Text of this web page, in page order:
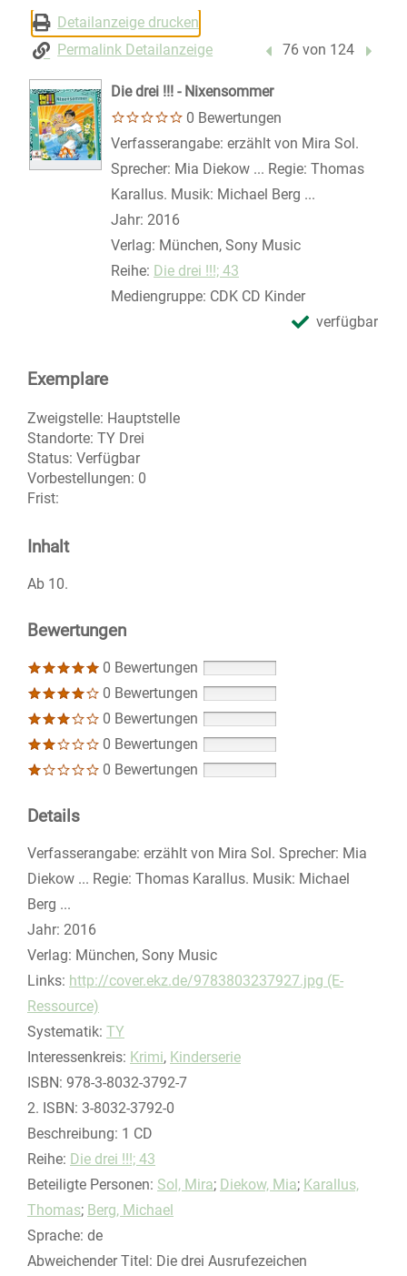
Detailanzeige drucken
Permalink Detailanzeige
Vorheriger Treffer
76 von 124
Die drei !!! - Nixensommer
0 Bewertungen
Suche nach diesem Verfasser
Verfasserangabe: erzählt von Mira Sol.
Sprecher: Mia Diekow ... Regie: Thomas
Karallus. Musik: Michael Berg ...
Jahr: 2016
Verlag: München, Sony Music
Reihe: Die drei !!!; 43
Mediengruppe: CDK CD Kinder
verfügbar
Exemplare
Zweigstelle: Hauptstelle
Standorte: TY Drei
Status: Verfügbar
Vorbestellungen: 0
Frist:
Inhalt
Ab 10.
Bewertungen
0 Bewertungen
0 Bewertungen
0 Bewertungen
0 Bewertungen
0 Bewertungen
Details
Suche nach diesem Verfasser
Verfasserangabe: erzählt von Mira Sol. Sprecher: Mia
Diekow ... Regie: Thomas Karallus. Musik: Michael
Berg ...
Jahr: 2016
Verlag: München, Sony Music
opens in new tab
Links: Diesen Link in neuem Tab öffnen
http://cover.ekz.de/9783803237927.jpg (E-
Ressource)
Systematik: Suche nach dieser Systematik
TY
Interessenkreis: Suche nach diesem Interessenskreis
Krimi, Kinderserie
ISBN: 978-3-8032-3792-7
2. ISBN: 3-8032-3792-0
Beschreibung: 1 CD
Reihe: Die drei !!!; 43
Beteiligte Personen: Suche nach dieser Beteiligten Person
Sol, Mira; Diekow, Mia; Karallus,
Thomas; Berg, Michael
Sprache: de
Abweichender Titel: Die drei Ausrufezeichen